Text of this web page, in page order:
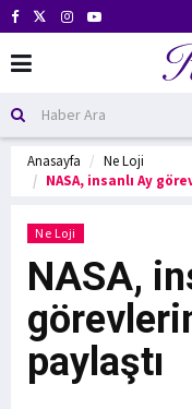
Anasayfa
Ne Loji
NASA, insanlı Ay
Ne Loji
NASA,
paylaştı